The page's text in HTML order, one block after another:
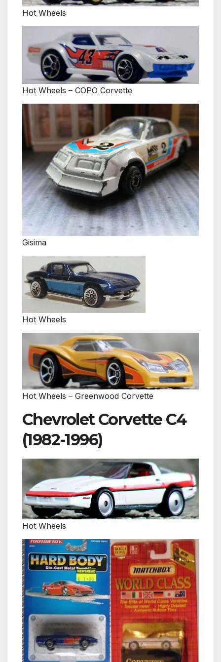
Hot Wheels
Hot Wheels – COPO Corvette
Gisima
Hot Wheels
Hot Wheels – Greenwood Corvette
Chevrolet Corvette C4
(1982-1996)
Hot Wheels